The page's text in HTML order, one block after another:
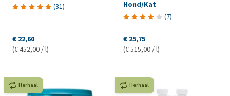
(31)
€ 22,60
(€ 452,00 / l)
Hond/Kat
(7)
€ 25,75
(€ 515,00 / l)
Herhaal Herhaal